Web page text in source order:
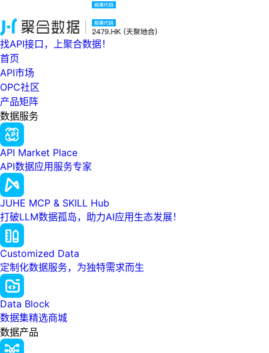
找API接口，上聚合数据！
首页
API市场
OPC社区
产品矩阵
数据服务
API Market Place
API数据应用服务专家
JUHE MCP & SKILL Hub
打破LLM数据孤岛，助力AI应用生态发展！
Customized Data
定制化数据服务，为独特需求而生
Data Block
数据集精选商城
数据产品